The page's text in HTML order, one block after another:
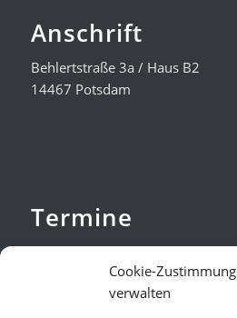
Cookie-Zustimmung
verwalten
Anschrift
Behlertstraße 3a / Haus B2
14467 Potsdam
Termine
Verteidigung bundesweit